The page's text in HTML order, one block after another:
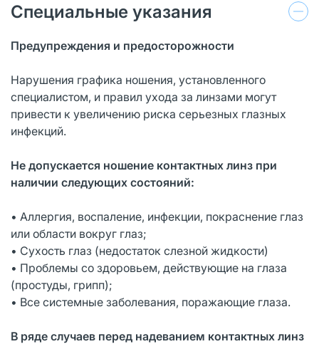
Специальные указания
Предупреждения и предосторожности
Нарушения графика ношения, установленного
специалистом, и правил ухода за линзами могут
привести к увеличению риска серьезных глазных
инфекций.
Не допускается ношение контактных линз при
наличии следующих состояний:
• Аллергия, воспаление, инфекции, покраснение глаз
или области вокруг глаз;
• Сухость глаз (недостаток слезной жидкости)
• Проблемы со здоровьем, действующие на глаза
(простуды, грипп);
• Все системные заболевания, поражающие глаза.
В ряде случаев перед надеванием контактных линз